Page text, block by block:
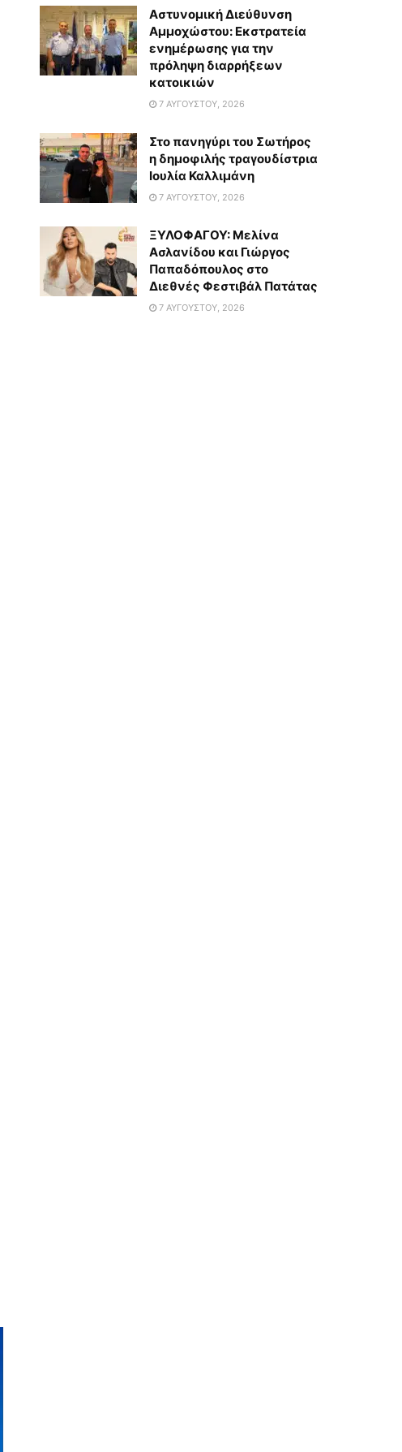
Αστυνομική Διεύθυνση
Αμμοχώστου: Εκστρατεία
ενημέρωσης για την
πρόληψη διαρρήξεων
κατοικιών
7 ΑΥΓΟΎΣΤΟΥ, 2026
Στο πανηγύρι του Σωτήρος
η δημοφιλής τραγουδίστρια
Ιουλία Καλλιμάνη
7 ΑΥΓΟΎΣΤΟΥ, 2026
ΞΥΛΟΦΑΓΟΥ: Μελίνα
Ασλανίδου και Γιώργος
Παπαδόπουλος στο
Διεθνές Φεστιβάλ Πατάτας
7 ΑΥΓΟΎΣΤΟΥ, 2026